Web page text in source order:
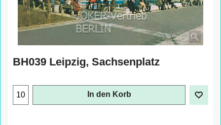
BH039 Leipzig, Sachsenplatz
In den Korb